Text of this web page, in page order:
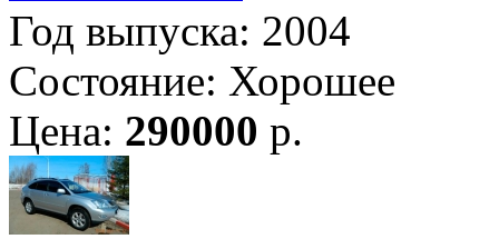
Год выпуска: 2004
Состояние: Хорошее
Цена: 290000 р.